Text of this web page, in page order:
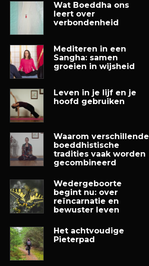
Wat Boeddha ons
leert over
verbondenheid
Mediteren in een
Sangha: samen
groeien in wijsheid
Leven in je lijf en je
hoofd gebruiken
Waarom verschillende
boeddhistische
tradities vaak worden
gecombineerd
Wedergeboorte
begint nu: over
reïncarnatie en
bewuster leven
Het achtvoudige
Pieterpad